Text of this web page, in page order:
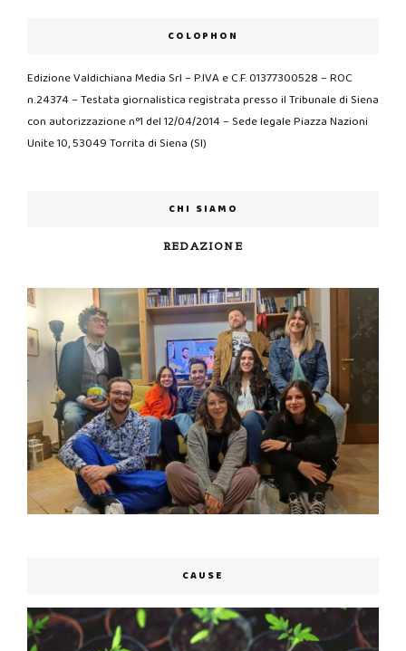
COLOPHON
Edizione Valdichiana Media Srl – P.IVA e C.F. 01377300528 – ROC
n.24374 – Testata giornalistica registrata presso il Tribunale di Siena
con autorizzazione n°1 del 12/04/2014 – Sede legale Piazza Nazioni
Unite 10, 53049 Torrita di Siena (SI)
CHI SIAMO
REDAZIONE
CAUSE